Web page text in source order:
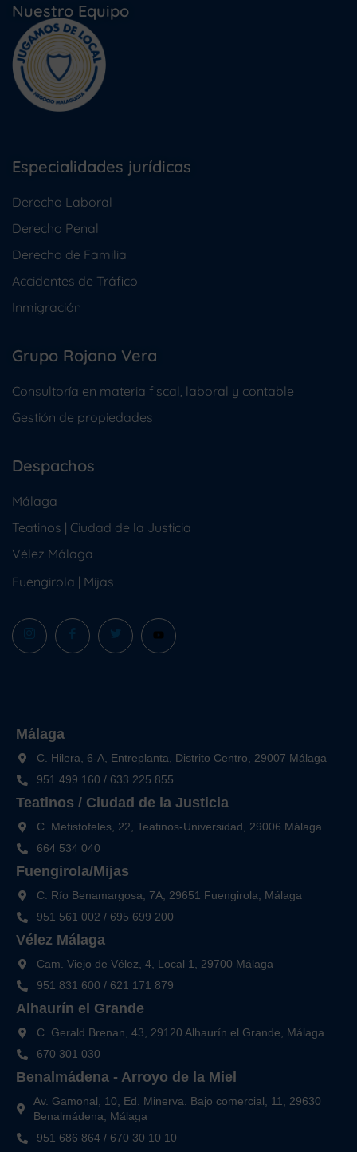
Nuestro Equipo
Especialidades jurídicas
Derecho Laboral
Derecho Penal
Derecho de Familia
Accidentes de Tráfico
Inmigración
Grupo Rojano Vera
Consultoría en materia fiscal, laboral y contable
Gestión de propiedades
Despachos
Málaga
Teatinos | Ciudad de la Justicia
Vélez Málaga
Fuengirola | Mijas
Málaga
C. Hilera, 6-A, Entreplanta, Distrito Centro, 29007 Málaga
951 499 160 / 633 225 855
Teatinos / Ciudad de la Justicia
C. Mefistofeles, 22, Teatinos-Universidad, 29006 Málaga
664 534 040
Fuengirola/Mijas
C. Río Benamargosa, 7A, 29651 Fuengirola, Málaga
951 561 002 / 695 699 200
Vélez Málaga
Cam. Viejo de Vélez, 4, Local 1, 29700 Málaga
951 831 600 / 621 171 879
Alhaurín el Grande
C. Gerald Brenan, 43, 29120 Alhaurín el Grande, Málaga
670 301 030
Benalmádena - Arroyo de la Miel
Av. Gamonal, 10, Ed. Minerva. Bajo comercial, 11, 29630
Benalmádena, Málaga
951 686 864 / 670 30 10 10